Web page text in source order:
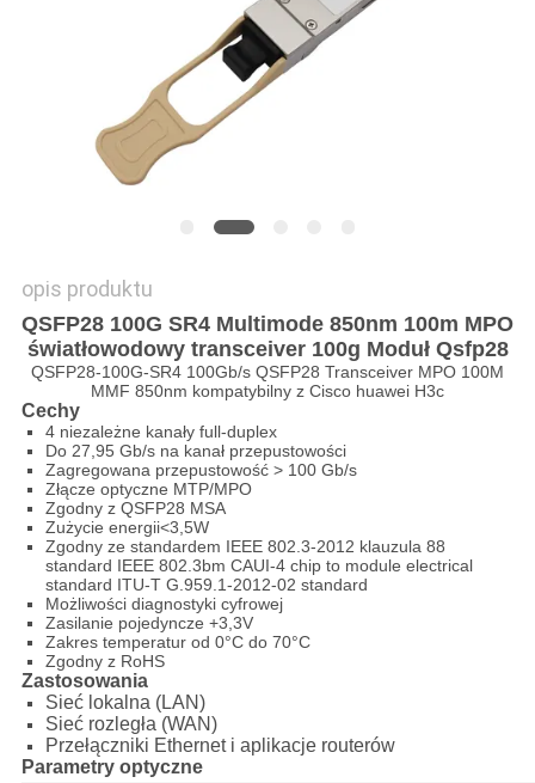
PRYWATNOŚCI
opis produktu
QSFP28 100G SR4 Multimode 850nm 100m MPO
światłowodowy transceiver 100g Moduł Qsfp28
QSFP28-100G-SR4 100Gb/s QSFP28 Transceiver MPO 100M
MMF 850nm kompatybilny z Cisco huawei H3c
Cechy
4 niezależne kanały full-duplex
Do 27,95 Gb/s na kanał przepustowości
Zagregowana przepustowość > 100 Gb/s
Złącze optyczne MTP/MPO
Zgodny z QSFP28 MSA
Zużycie energii<3,5W
Zgodny ze standardem IEEE 802.3-2012 klauzula 88
standard IEEE 802.3bm CAUI-4 chip to module electrical
standard ITU-T G.959.1-2012-02 standard
Możliwości diagnostyki cyfrowej
Zasilanie pojedyncze +3,3V
Zakres temperatur od 0°C do 70°C
Zgodny z RoHS
Zastosowania
Sieć lokalna (LAN)
Sieć rozległa (WAN)
Przełączniki Ethernet i aplikacje routerów
Parametry optyczne